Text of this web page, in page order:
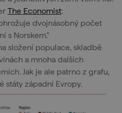
The Economist:
dvojnásobný počet
s Norskem.“
složení populace, skladbě
a mnoha dalších
Jak je ale patrno z grafu,
státy západní Evropy.